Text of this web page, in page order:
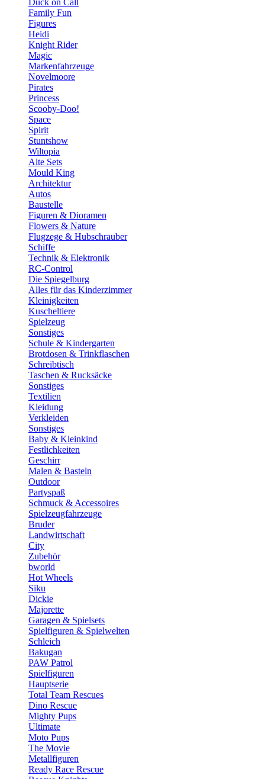
Duck on Call
Family Fun
Figures
Heidi
Knight Rider
Magic
Markenfahrzeuge
Novelmoore
Pirates
Princess
Scooby-Doo!
Space
Spirit
Stuntshow
Wiltopia
Alte Sets
Mould King
Architektur
Autos
Baustelle
Figuren & Dioramen
Flowers & Nature
Flugzege & Hubschrauber
Schiffe
Technik & Elektronik
RC-Control
Die Spiegelburg
Alles für das Kinderzimmer
Kleinigkeiten
Kuscheltiere
Spielzeug
Sonstiges
Schule & Kindergarten
Brotdosen & Trinkflaschen
Schreibtisch
Taschen & Rucksäcke
Sonstiges
Textilien
Kleidung
Verkleiden
Sonstiges
Baby & Kleinkind
Festlichkeiten
Geschirr
Malen & Basteln
Outdoor
Partyspaß
Schmuck & Accessoires
Spielzeugfahrzeuge
Bruder
Landwirtschaft
City
Zubehör
bworld
Hot Wheels
Siku
Dickie
Majorette
Garagen & Spielsets
Spielfiguren & Spielwelten
Schleich
Bakugan
PAW Patrol
Spielfiguren
Hauptserie
Total Team Rescues
Dino Rescue
Mighty Pups
Ultimate
Moto Pups
The Movie
Metallfiguren
Ready Race Rescue